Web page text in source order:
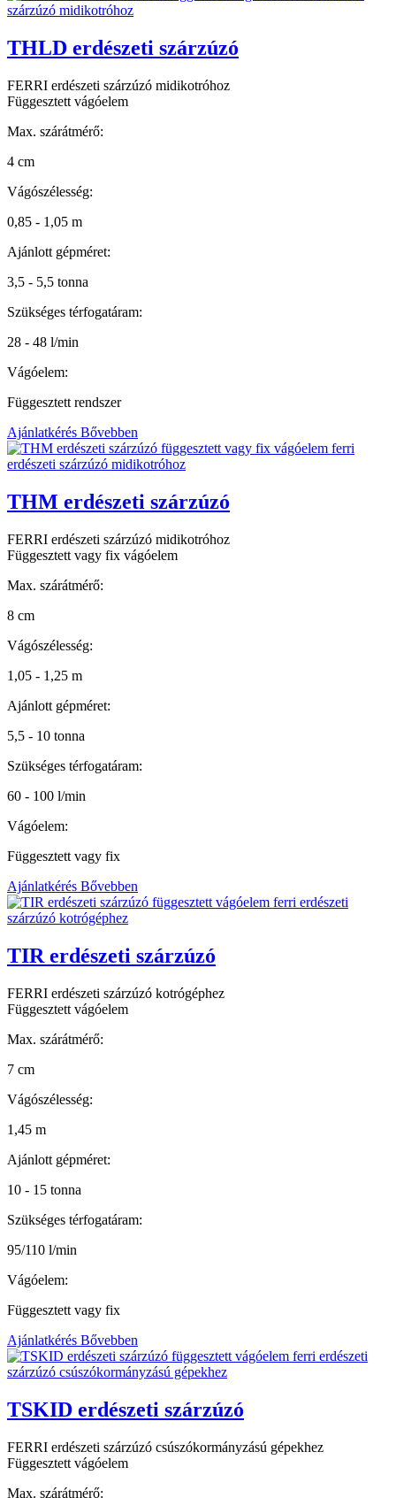
THLD erdészeti szárzúzó
FERRI erdészeti szárzúzó midikotróhoz
Függesztett vágóelem
Max. szárátmérő:
4 cm
Vágószélesség:
0,85 - 1,05 m
Ajánlott gépméret:
3,5 - 5,5 tonna
Szükséges térfogatáram:
28 - 48 l/min
Vágóelem:
Függesztett rendszer
Ajánlatkérés Bővebben
THM erdészeti szárzúzó
FERRI erdészeti szárzúzó midikotróhoz
Függesztett vagy fix vágóelem
Max. szárátmérő:
8 cm
Vágószélesség:
1,05 - 1,25 m
Ajánlott gépméret:
5,5 - 10 tonna
Szükséges térfogatáram:
60 - 100 l/min
Vágóelem:
Függesztett vagy fix
Ajánlatkérés Bővebben
TIR erdészeti szárzúzó
FERRI erdészeti szárzúzó kotrógéphez
Függesztett vágóelem
Max. szárátmérő:
7 cm
Vágószélesség:
1,45 m
Ajánlott gépméret:
10 - 15 tonna
Szükséges térfogatáram:
95/110 l/min
Vágóelem:
Függesztett vagy fix
Ajánlatkérés Bővebben
TSKID erdészeti szárzúzó
FERRI erdészeti szárzúzó csúszókormányzású gépekhez
Függesztett vágóelem
Max. szárátmérő: